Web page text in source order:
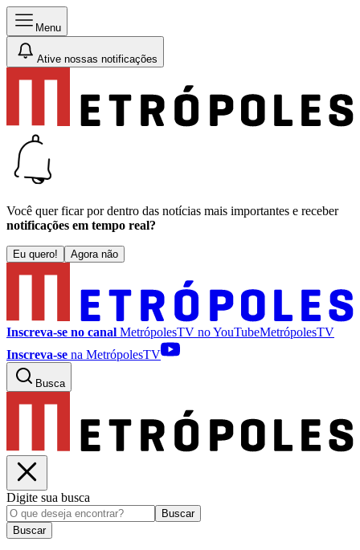
Menu
Ative nossas notificações
Você quer ficar por dentro das notícias mais importantes e receber
notificações em tempo real?
Eu quero! Agora não
Inscreva-se no canal MetrópolesTV noYouTubeMetrópolesTV
Inscreva-se na MetrópolesTV
Busca
Digite sua busca
Buscar
Buscar